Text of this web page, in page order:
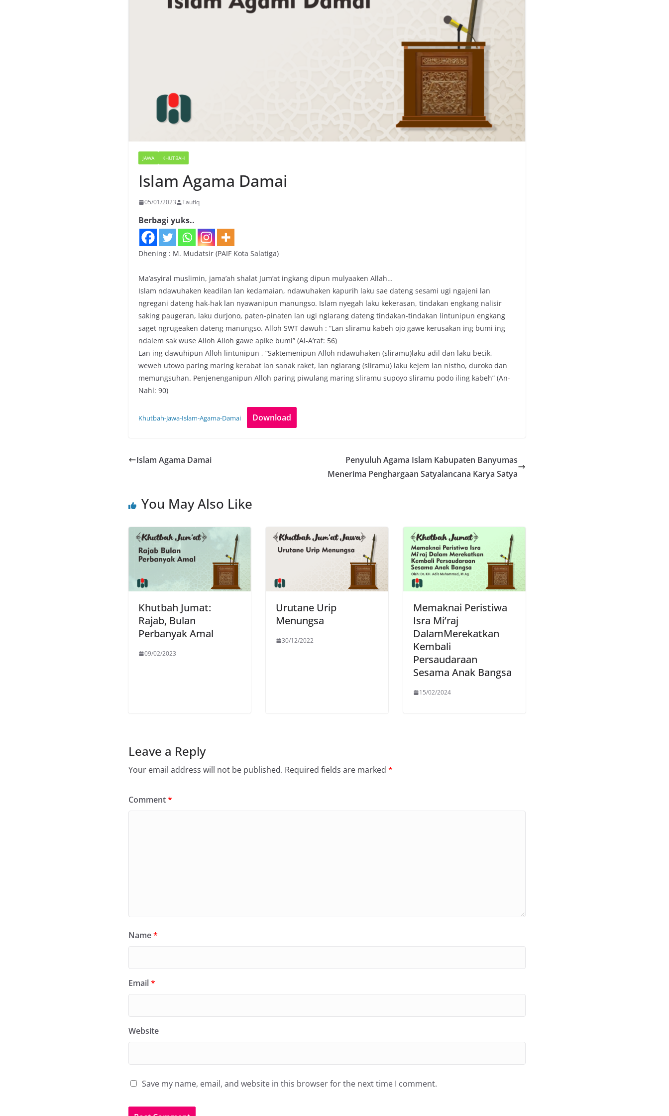
JAWA KHUTBAH
Islam Agama Damai
05/01/2023 Taufiq
Berbagi yuks..
Dhening : M. Mudatsir (PAIF Kota Salatiga)
Ma’asyiral muslimin, jama’ah shalat Jum’at ingkang dipun mulyaaken Allah…
Islam ndawuhaken keadilan lan kedamaian, ndawuhaken kapurih laku sae dateng sesami ugi ngajeni lan
ngregani dateng hak-hak lan nyawanipun manungso. Islam nyegah laku kekerasan, tindakan engkang nalisir
saking paugeran, laku durjono, paten-pinaten lan ugi nglarang dateng tindakan-tindakan lintunipun engkang
saget ngrugeaken dateng manungso. Alloh SWT dawuh : “Lan sliramu kabeh ojo gawe kerusakan ing bumi ing
ndalem sak wuse Alloh Alloh gawe apike bumi” (Al-A’raf: 56)
Lan ing dawuhipun Alloh lintunipun , “Saktemenipun Alloh ndawuhaken (sliramu)laku adil dan laku becik,
weweh utowo paring maring kerabat lan sanak raket, lan nglarang (sliramu) laku kejem lan nistho, duroko dan
memungsuhan. Penjenenganipun Alloh paring piwulang maring sliramu supoyo sliramu podo iling kabeh” (An-
Nahl: 90)
Khutbah-Jawa-Islam-Agama-Damai Download
Islam Agama Damai
Penyuluh Agama Islam Kabupaten Banyumas
Menerima Penghargaan Satyalancana Karya Satya
You May Also Like
Khutbah Jumat:
Rajab, Bulan
Perbanyak Amal
09/02/2023
Urutane Urip
Menungsa
30/12/2022
Memaknai Peristiwa
Isra Mi’raj
DalamMerekatkan
Kembali
Persaudaraan
Sesama Anak Bangsa
15/02/2024
Leave a Reply
Your email address will not be published. Required fields are marked *
Comment*
Name*
Email*
Website
Save my name, email, and website in this browser for the next time I comment.